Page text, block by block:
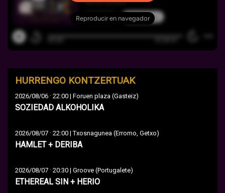
HURRENGO KONTZERTUAK
2026/08/06 · 22:00 | Foruen plaza (Gasteiz)
SOZIEDAD ALKOHOLIKA
2026/08/07 · 22:00 | Txosnagunea (Erromo, Getxo)
HAMLET + DERIBA
2026/08/07 · 20:30 | Groove (Portugalete)
ETHEREAL SIN + HERIO